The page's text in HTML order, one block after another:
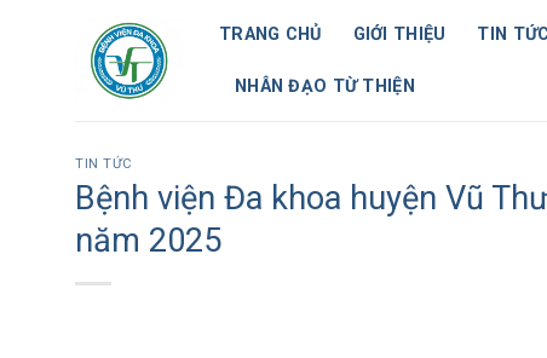
TRANG CHỦ GIỚI THIỆU TIN TỨC
NHÂN ĐẠO TỪ THIỆN
TIN TỨC
Bệnh viện Đa khoa huyện Vũ
năm 2025